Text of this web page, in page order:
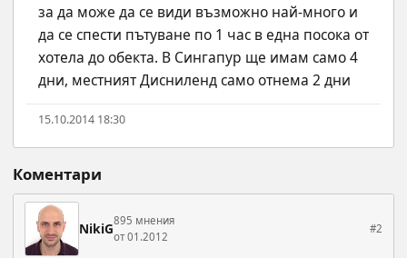
за да може да се види възможно най-много и
да се спести пътуване по 1 час в една посока от
хотела до обекта. В Сингапур ще имам само 4
дни, местният Дисниленд само отнема 2 дни
15.10.2014 18:30
Коментари
NikiG895 мнения
от 01.2012
#2